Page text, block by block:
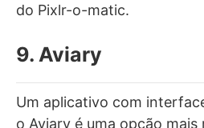
do Pixlr-o-matic.
9. Aviary
Um aplicativo com
o Aviary é uma opção mais